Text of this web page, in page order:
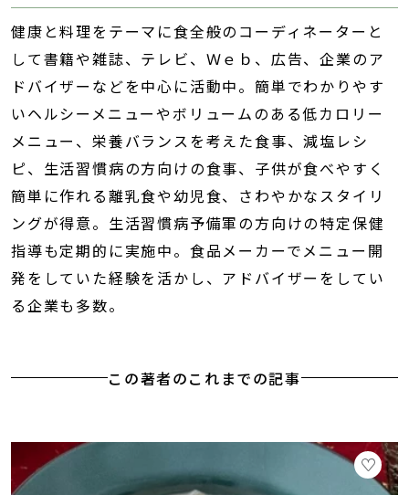
健康と料理をテーマに食全般のコーディネーターと
して書籍や雑誌、テレビ、Ｗｅｂ、広告、企業のア
ドバイザーなどを中心に活動中。簡単でわかりやす
いヘルシーメニューやボリュームのある低カロリー
メニュー、栄養バランスを考えた食事、減塩レシ
ピ、生活習慣病の方向けの食事、子供が食べやすく
簡単に作れる離乳食や幼児食、さわやかなスタイリ
ングが得意。生活習慣病予備軍の方向けの特定保健
指導も定期的に実施中。食品メーカーでメニュー開
発をしていた経験を活かし、アドバイザーをしてい
る企業も多数。
この著者のこれまでの記事